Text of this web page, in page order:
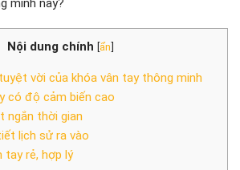
Nội dung chính [ẩn]
vời của khóa vân tay thông minh
có độ cảm biến cao
ngắn thời gian
lịch sử ra vào
tay rẻ, hợp lý